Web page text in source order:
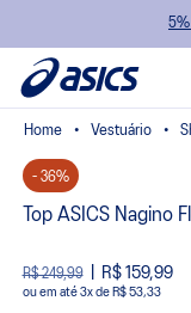
5%
Vestuário
- 36%
Top ASICS Nagino
R$ 249,99 R$ 159,99
ou 3xde R$ 53,33